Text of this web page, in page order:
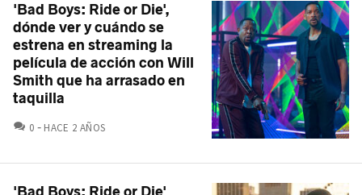
'Bad Boys: Ride or Die',
dónde ver y cuándo se
estrena en streaming la
película de acción con Will
Smith que ha arrasado en
taquilla
0 COMENTARIOS
HACE 2 AÑOS
'Bad Boys: Ride or Die'